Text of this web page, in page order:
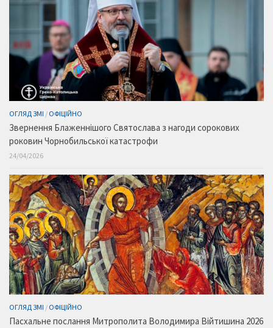
ОГЛЯД ЗМІ / ОФІЦІЙНО
Звернення Блаженнішого Святослава з нагоди сорокових
роковин Чорнобильської катастрофи
24/04/2026
ОГЛЯД ЗМІ / ОФІЦІЙНО
Пасхальне послання Митрополита Володимира Війтишина 2026